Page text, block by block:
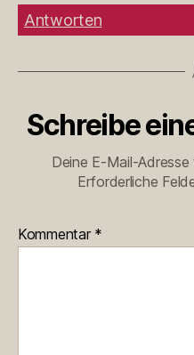
Antworten
Schreibe
Deine E-Mail-
Erforderliche
Kommentar *